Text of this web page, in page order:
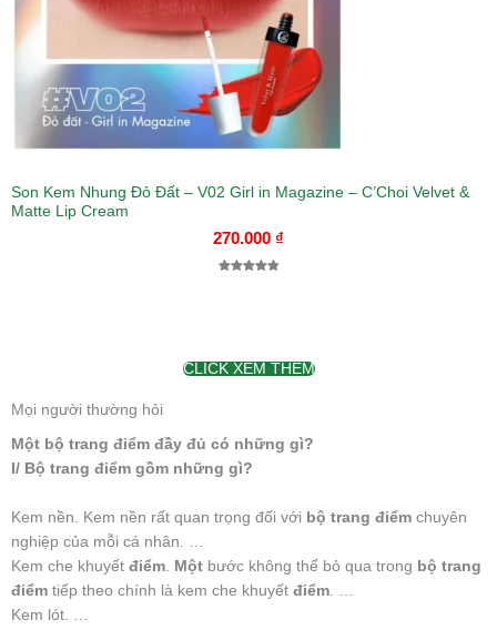
Son Kem Nhung Đỏ Đất – V02 Girl in Magazine – C’Choi Velvet &
Matte Lip Cream
270.000 ₫
CLICK XEM THÊM
Mọi người thường hỏi
Một bộ trang điểm đầy đủ có những gì?
I/ Bộ trang điểm gồm những gì?
Kem nền. Kem nền rất quan trọng đối với bộ trang điểm chuyên
nghiệp của mỗi cá nhân. …
Kem che khuyết điểm. Một bước không thể bỏ qua trong bộ trang
điểm tiếp theo chính là kem che khuyết điểm. …
Kem lót. …